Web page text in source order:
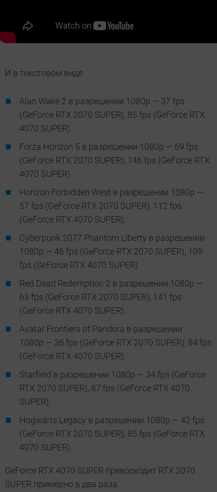
И в текстовом виде
Alan Wake 2 в разрешении 1080p — 37 fps
(GeForce RTX 2070 SUPER), 85 fps (GeForce RTX
4070 SUPER).
Forza Horizon 5 в разрешении 1080p — 69 fps
(GeForce RTX 2070 SUPER), 146 fps (GeForce RTX
4070 SUPER).
Horizon Forbidden West в разрешении 1080p —
57 fps (GeForce RTX 2070 SUPER), 112 fps
(GeForce RTX 4070 SUPER).
Cyberpunk 2077 Phantom Liberty в разрешении
1080p — 46 fps (GeForce RTX 2070 SUPER), 109
fps (GeForce RTX 4070 SUPER).
Red Dead Redemption 2 в разрешении 1080p —
63 fps (GeForce RTX 2070 SUPER), 141 fps
(GeForce RTX 4070 SUPER).
Avatar Frontiers of Pandora в разрешении
1080p — 36 fps (GeForce RTX 2070 SUPER), 84 fps
(GeForce RTX 4070 SUPER).
Starfield в разрешении 1080p — 34 fps (GeForce
RTX 2070 SUPER), 87 fps (GeForce RTX 4070
SUPER).
Hogwarts Legacy в разрешении 1080p — 42 fps
(GeForce RTX 2070 SUPER), 85 fps (GeForce RTX
4070 SUPER).
GeForce RTX 4070 SUPER превосходит RTX 2070
SUPER примерно в два раза.